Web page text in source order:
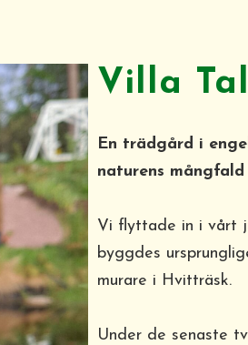
Villa
En trädgård i
naturens mångfald
Vi flyttade in i vårt
byggdes
murare i Hvitträsk.
Under de senaste